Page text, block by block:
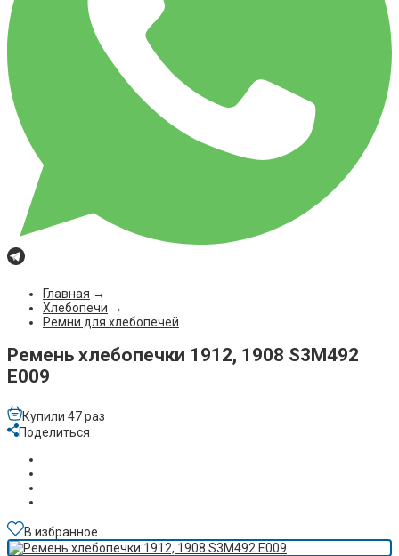
Главная →
Хлебопечи →
Ремни для хлебопечей
Ремень хлебопечки 1912, 1908 S3M492
E009
Купили 47 раз
Поделиться
В избранное